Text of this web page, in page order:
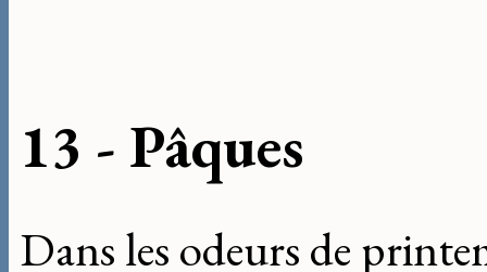
13 - Pâques
Dans les odeurs de